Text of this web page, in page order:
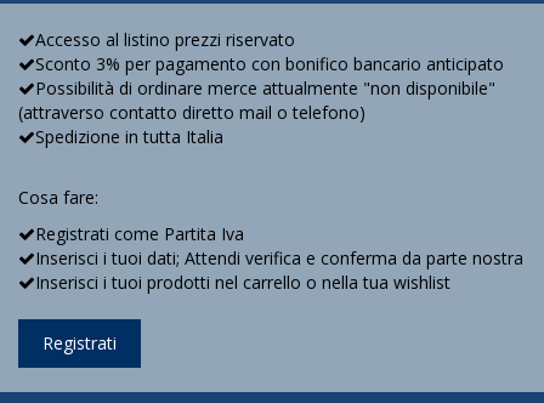
Accesso al listino prezzi riservato
Sconto 3% per pagamento con bonifico bancario anticipato
Possibilità di ordinare merce attualmente "non disponibile"
(attraverso contatto diretto mail o telefono)
Spedizione in tutta Italia
Cosa fare:
Registrati come Partita Iva
Inserisci i tuoi dati; Attendi verifica e conferma da parte nostra
Inserisci i tuoi prodotti nel carrello o nella tua wishlist
Registrati